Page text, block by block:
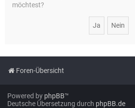
möchtest?
Foren-Übersicht
Powered by phpBB™
Deutsche Übersetzung durch phpBB.de